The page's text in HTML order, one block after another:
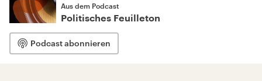
Aus dem Podcast
Politisches Feuilleton
Podcast abonnieren